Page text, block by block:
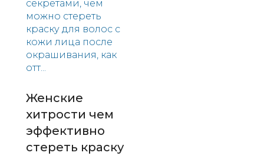
Женские
хитрости чем
эффективно
стереть краску